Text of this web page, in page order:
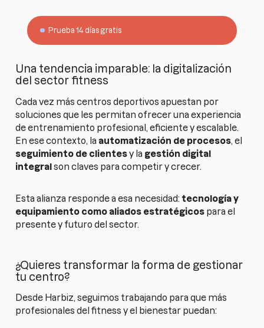
Prueba 14 días gratis
Una tendencia imparable: la digitalización
del sector fitness
Cada vez más centros deportivos apuestan por
soluciones que les permitan ofrecer una experiencia
de entrenamiento profesional, eficiente y escalable.
En ese contexto, laautomatización de procesos, el
seguimiento de clientesy la gestión digital
integralson claves para competir y crecer.
Esta alianza responde a esa necesidad: tecnología y
equipamiento como aliados estratégicos para el
presente y futuro del sector.
¿Quieres transformar la forma de gestionar
tu centro?
Desde Harbiz, seguimos trabajando para que más
profesionales del fitness y el bienestar puedan: